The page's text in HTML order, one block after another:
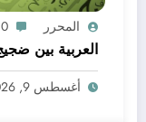
المحرر 0
العربية بين
أغسطس 9, 2026